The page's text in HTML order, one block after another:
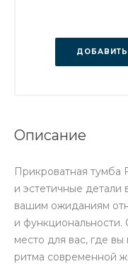
ДОБАВИТЬ
Описание
Прикроватная тумба
и эстетичные детали
вашим ожиданиям
и функциональности.
место для вас, где
ритма современной